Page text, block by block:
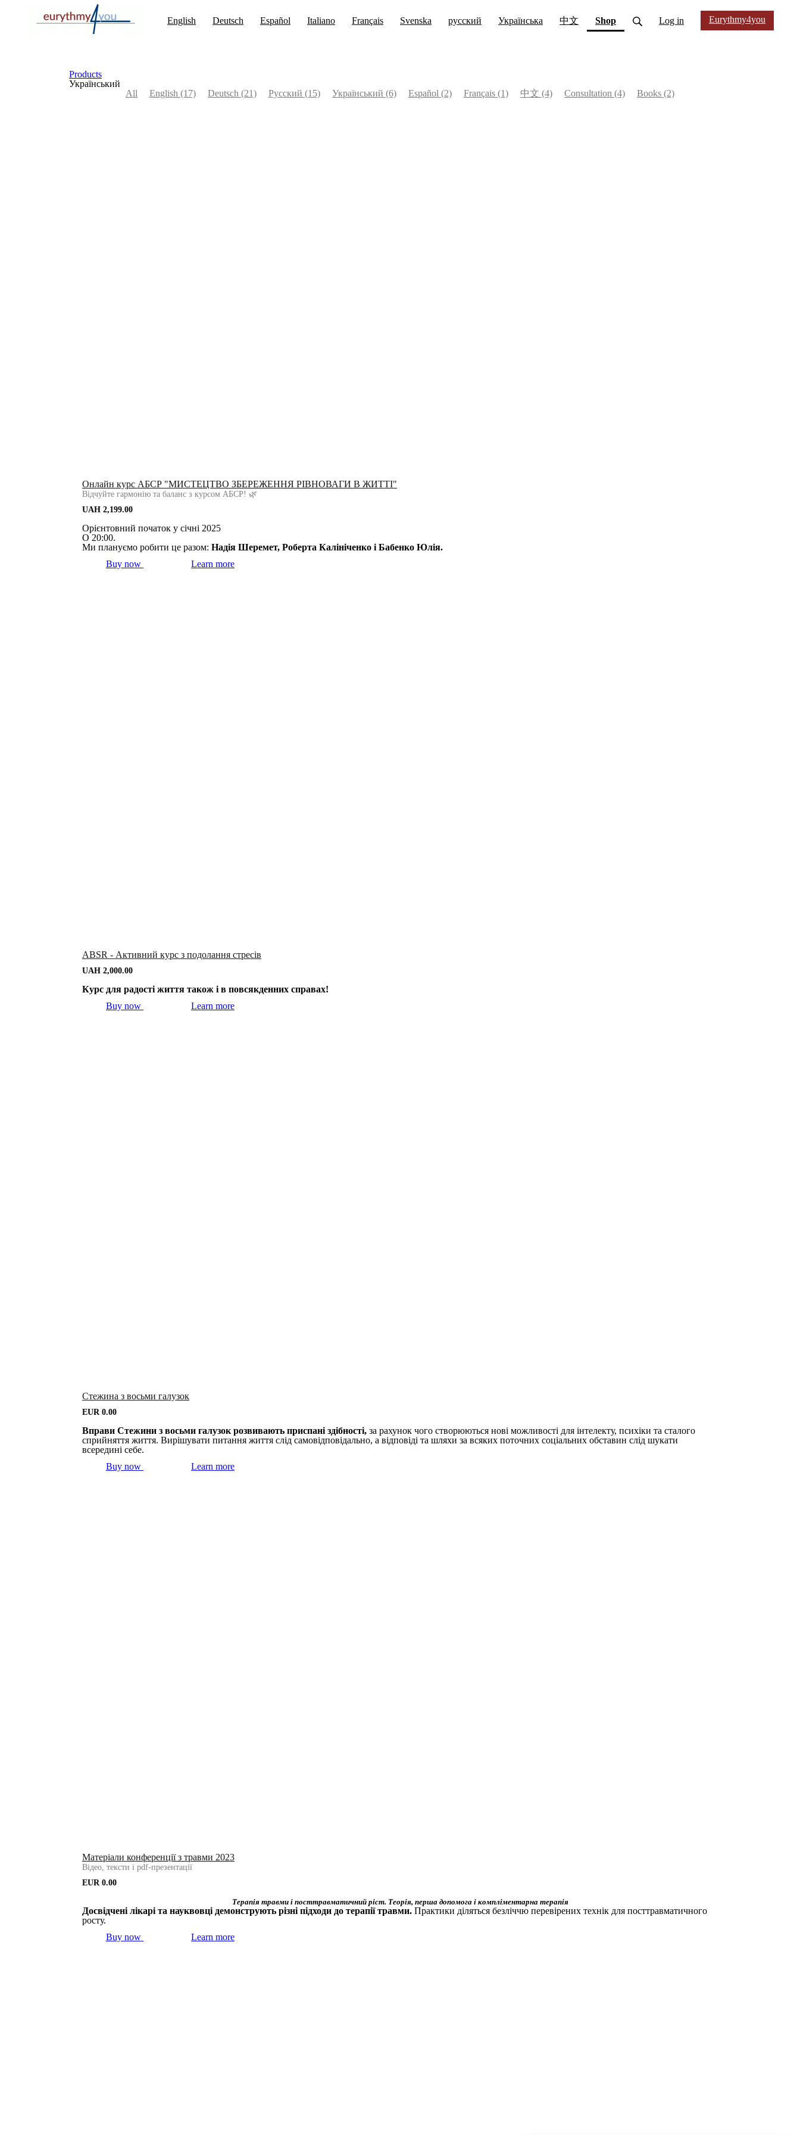
English Deutsch Español Italiano Français Svenska русский Українська 中文 Shop(current) Log in Eurythmy4you
Products
Український
All
English (17) Deutsch (21) Русский (15) Український (6) Español (2) Français (1) 中文 (4) Consultation (4) Books (2)
Онлайн курс АБСР "МИСТЕЦТВО ЗБЕРЕЖЕННЯ РІВНОВАГИ В ЖИТТІ"
Відчуйте гармонію та баланс з курсом АБСР! 🌿
UAH 2,199.00
Орієнтовний початок у січні 2025
О 20:00.
Ми плануємо робити це разом: Надія Шеремет, Роберта Калініченко і Бабенко Юлія.
Buy now
Learn more
ABSR - Активний курс з подолання стресів
UAH 2,000.00
Курс для радості життя також і в повсякденних справах!
Buy now
Learn more
Стежина з восьми галузок
EUR 0.00
Вправи Стежини з восьми галузок розвивають приспані здібності, за рахунок чого створюються нові можливості для інтелекту, психіки та сталого
сприйняття життя. Вирішувати питання життя слід самовідповідально, а відповіді та шляхи за всяких поточних соціальних обставин слід шукати
всередині себе.
Buy now
Learn more
Матеріали конференції з травми 2023
Відео, тексти і pdf-презентації
EUR 0.00
Терапія травми і посттравматичний ріст. Теорія, перша допомога і компліментарна терапія
Досвідчені лікарі та науквовці демонструють різні підходи до терапії травми. Практики діляться безліччю перевірених технік для посттравматичного
росту.
Buy now
Learn more